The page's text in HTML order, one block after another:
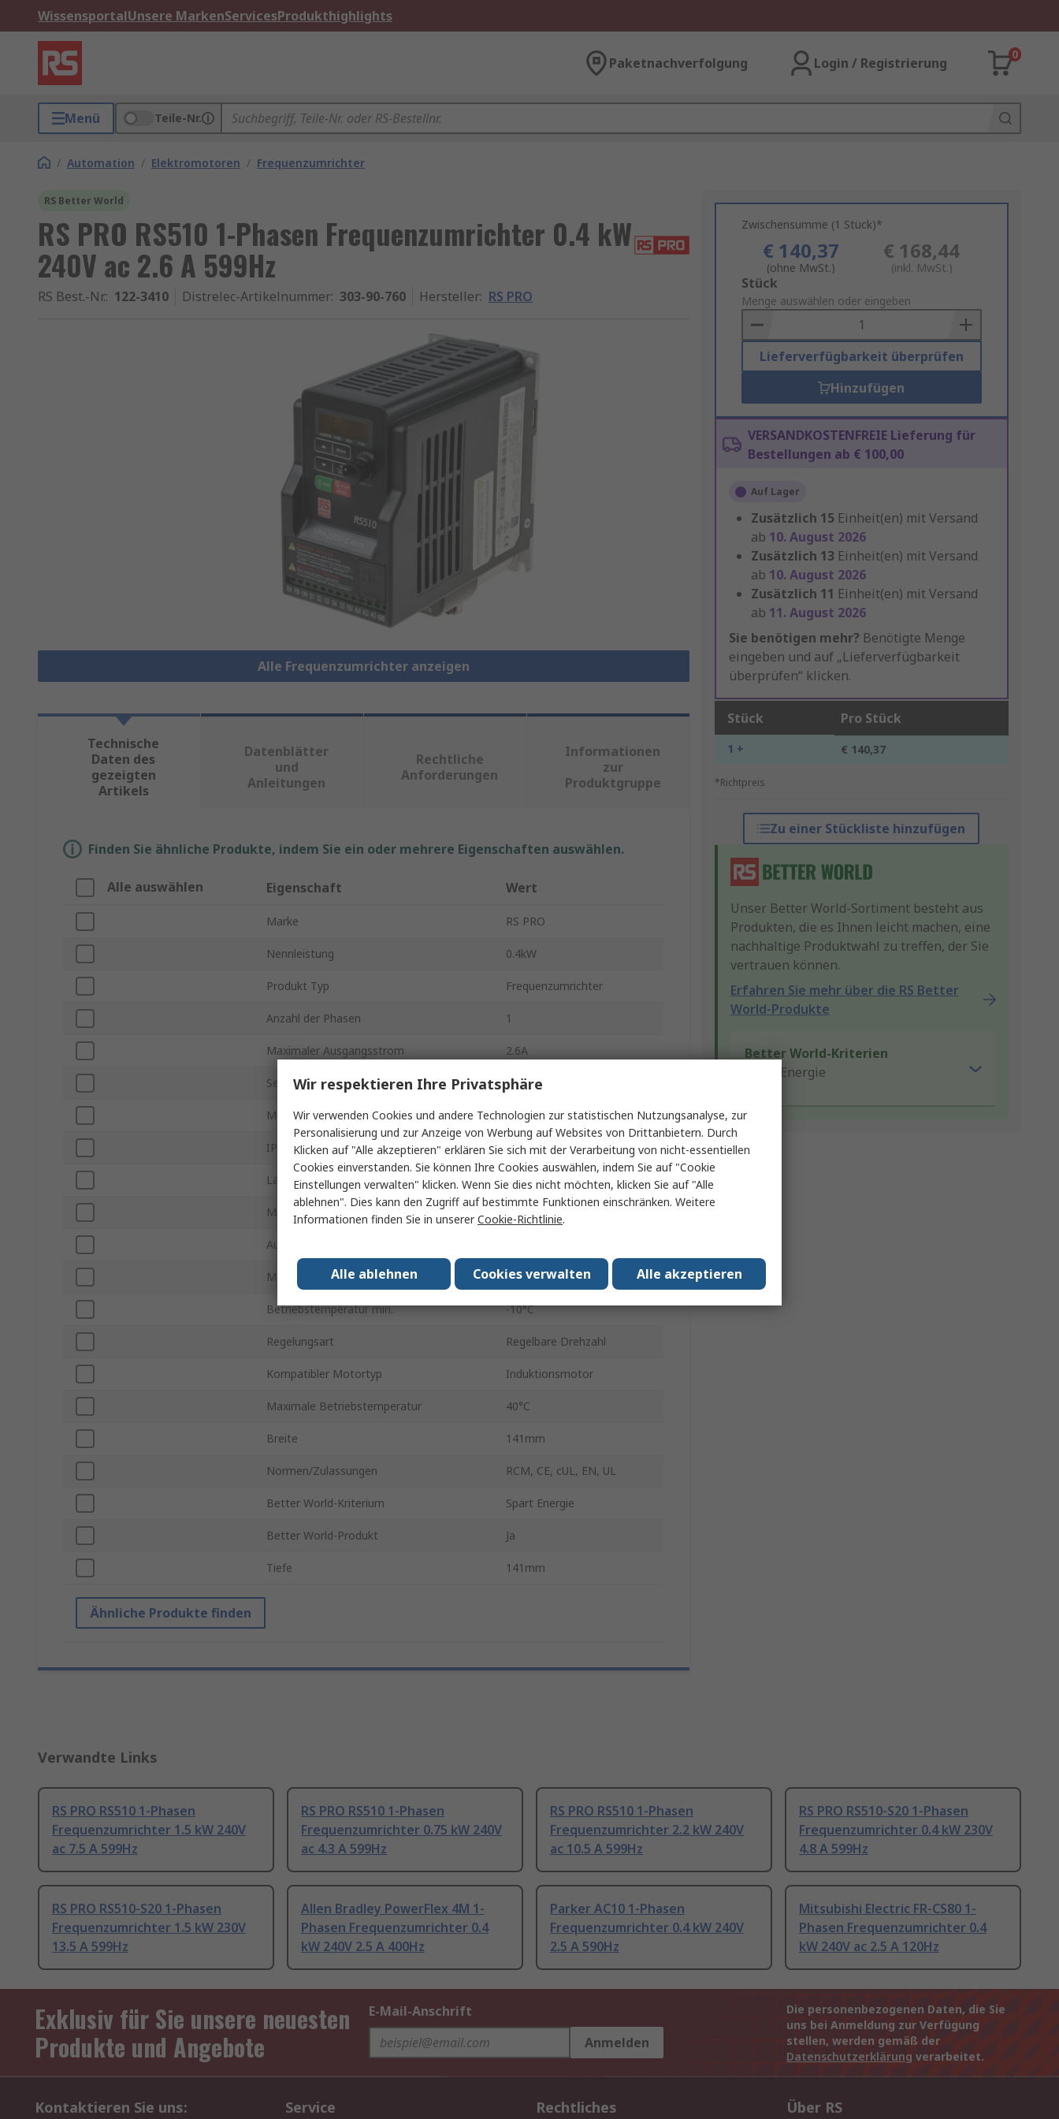
WissensportalUnsere MarkenServicesProdukthighlights
Paketnachverfolgung Login / Registrierung
0
Menü Teile-Nr.
/ Automation / Elektromotoren / Frequenzumrichter
RS Better World
RS PRO RS510 1-Phasen Frequenzumrichter 0.4 kW
240V ac 2.6 A 599Hz
RS Best.-Nr.: 122-3410 Distrelec-Artikelnummer: 303-90-760 Hersteller: RS PRO
Alle Frequenzumrichter anzeigen
Zwischensumme (1 Stück)*
€ 140,37
(ohne MwSt.)
€ 168,44
(inkl. MwSt.)
Add
to
Basket
Stück
Menge auswählen oder eingeben
Lieferverfügbarkeit überprüfen
Hinzufügen
VERSANDKOSTENFREIE Lieferung für
Bestellungen ab € 100,00
Auf Lager
Zusätzlich 15 Einheit(en) mit Versand
ab 10. August 2026
Zusätzlich 13 Einheit(en) mit Versand
ab 10. August 2026
Zusätzlich 11 Einheit(en) mit Versand
ab 11. August 2026
Sie benötigen mehr? Benötigte Menge
eingeben und auf „Lieferverfügbarkeit
überprüfen“ klicken.
Stück Pro Stück
1 + € 140,37
*Richtpreis
Zu einer Stückliste hinzufügen
Unser Better World-Sortiment besteht aus
Produkten, die es Ihnen leicht machen, eine
nachhaltige Produktwahl zu treffen, der Sie
vertrauen können.
Erfahren Sie mehr über die RS Better
World-Produkte
Better World-Kriterien
Spart Energie
Technische
Daten des
gezeigten
Artikels
Datenblätter
und
Anleitungen
Rechtliche
Anforderungen
Informationen
zur
Produktgruppe
Finden Sie ähnliche Produkte, indem Sie ein oder mehrere Eigenschaften auswählen.
Alle auswählen Eigenschaft Wert
Marke RS PRO
Nennleistung 0.4kW
Produkt Typ Frequenzumrichter
Anzahl der Phasen 1
Maximaler Ausgangsstrom 2.6A
Serie RS510
Montageart DIN-Hutschiene
IP-Schutzart IP20
Länge 72mm
Minimale Versorgungsspannung 200V
Ausgangsfrequenz
Maximale Versorgungsspannung 240V ac
Betriebstemperatur min. -10°C
Regelungsart Regelbare Drehzahl
Kompatibler Motortyp Induktionsmotor
Maximale Betriebstemperatur 40°C
Breite 141mm
Normen/Zulassungen RCM, CE, cUL, EN, UL
Better World-Kriterium Spart Energie
Better World-Produkt Ja
Tiefe 141mm
Ähnliche Produkte finden
Verwandte Links
RS PRO RS510 1-Phasen
Frequenzumrichter 1.5 kW 240V
ac 7.5 A 599Hz
RS PRO RS510 1-Phasen
Frequenzumrichter 0.75 kW 240V
ac 4.3 A 599Hz
RS PRO RS510 1-Phasen
Frequenzumrichter 2.2 kW 240V
ac 10.5 A 599Hz
RS PRO RS510-S20 1-Phasen
Frequenzumrichter 0.4 kW 230V
4.8 A 599Hz
RS PRO RS510-S20 1-Phasen
Frequenzumrichter 1.5 kW 230V
13.5 A 599Hz
Allen Bradley PowerFlex 4M 1-
Phasen Frequenzumrichter 0.4
kW 240V 2.5 A 400Hz
Parker AC10 1-Phasen
Frequenzumrichter 0.4 kW 240V
2.5 A 590Hz
Mitsubishi Electric FR-CS80 1-
Phasen Frequenzumrichter 0.4
kW 240V ac 2.5 A 120Hz
Exklusiv für Sie unsere neuesten
Produkte und Angebote
E-Mail-Anschrift
Anmelden
Die personenbezogenen Daten, die Sie
uns bei Anmeldung zur Verfügung
stellen, werden gemäß der
Datenschutzerklärung verarbeitet.
Kontaktieren Sie uns: Service Rechtliches Über RS
Wir respektieren Ihre Privatsphäre
Wir verwenden Cookies und andere Technologien zur statistischen Nutzungsanalyse, zur
Personalisierung und zur Anzeige von Werbung auf Websites von Drittanbietern. Durch
Klicken auf "Alle akzeptieren" erklären Sie sich mit der Verarbeitung von nicht-essentiellen
Cookies einverstanden. Sie können Ihre Cookies auswählen, indem Sie auf "Cookie
Einstellungen verwalten" klicken. Wenn Sie dies nicht möchten, klicken Sie auf "Alle
ablehnen". Dies kann den Zugriff auf bestimmte Funktionen einschränken. Weitere
Informationen finden Sie in unsererCookie-Richtlinie.
Alle akzeptieren
Cookies verwalten
Alle ablehnen